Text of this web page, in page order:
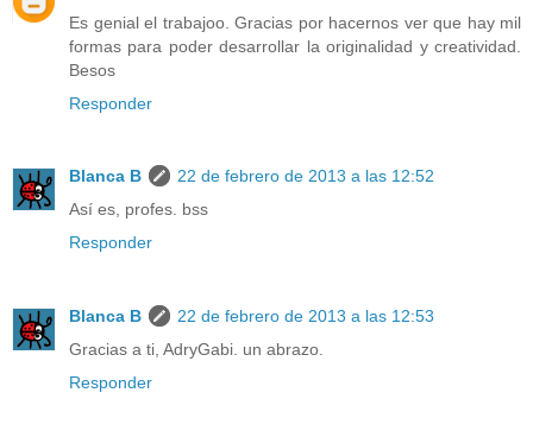
Es genial el trabajoo. Gracias por hacernos ver que hay mil
formas para poder desarrollar la originalidad y creatividad.
Besos
Responder
Blanca B
22 de febrero de 2013 a las 12:52
Así es, profes. bss
Responder
Blanca B
22 de febrero de 2013 a las 12:53
Gracias a ti, AdryGabi. un abrazo.
Responder